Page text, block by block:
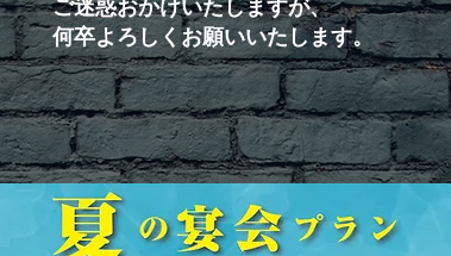
ご迷惑おかけいたしますが、
​ 何卒よろしくお願いいたします。